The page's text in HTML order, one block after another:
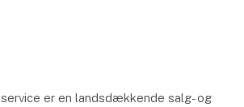
er en landsdækkende salg- og